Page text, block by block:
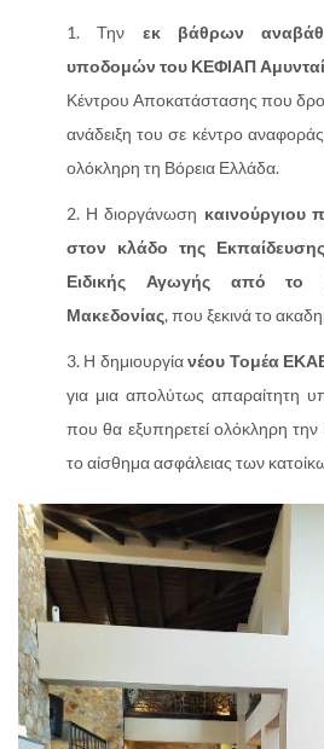
Την εκ βάθρων
υποδομών του ΚΕΦΙΑΠ
Κέντρου Αποκατάστασης που
ανάδειξη του σε κέντρο
ολόκληρη τη Βόρεια Ελλάδα.
Η διοργάνωση καινούργιου
στον κλάδο της
Ειδικής Αγωγής από το
Μακεδονίας, που ξεκινά το
Η δημιουργίανέου Τομέα
για μια απολύτως απαραίτητη
που θα εξυπηρετεί ολόκληρη
το αίσθημα ασφάλειας των